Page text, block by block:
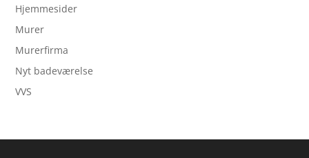
Hjemmesider
Murer
Murerfirma
Nyt badeværelse
VVS